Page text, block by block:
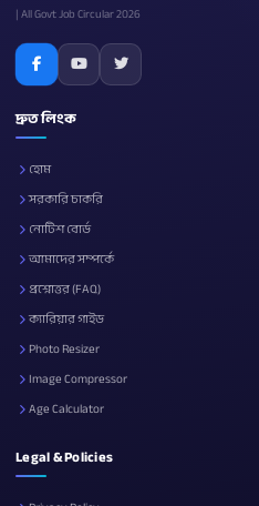
| All Govt Job Circular 2026
দ্রুত লিংক
হোম
সরকারি চাকরি
নোটিশ বোর্ড
আমাদের সম্পর্কে
প্রশ্নোত্তর (FAQ)
ক্যারিয়ার গাইড
Photo Resizer
Image Compressor
Age Calculator
Legal & Policies